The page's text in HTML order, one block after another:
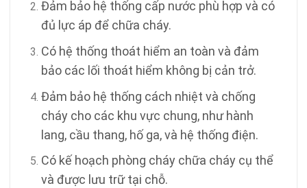
Đảm bảo hệ thống cấp nước phù hợp và có
đủ lực áp để chữa cháy.
Có hệ thống thoát hiểm an toàn và đảm
bảo các lối thoát hiểm không bị cản trở.
Đảm bảo hệ thống cách nhiệt và chống
cháy cho các khu vực chung, như hành
lang, cầu thang, hố ga, và hệ thống điện.
Có kế hoạch phòng cháy chữa cháy cụ thể
và được lưu trữ tại chỗ.